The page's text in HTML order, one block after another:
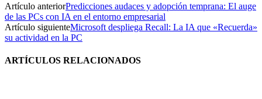
Artículo anteriorPredicciones audaces y adopción temprana: El auge
de las PCs con IA en el entorno empresarial
Artículo siguienteMicrosoft despliega Recall: La IA que «Recuerda»
su actividad en la PC
ARTÍCULOS RELACIONADOS